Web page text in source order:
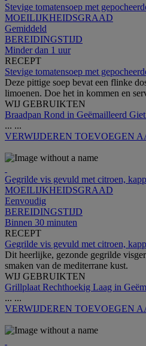
Stevige tomatensoep met
MOEILIJKHEIDSGRAAD
Gemiddeld
BEREIDINGSTIJD
Minder dan 1 uur
RECEPT
Stevige tomatensoep met
Deze pittige soep bevat een flinke
limoenen. Doe het in kommen en
WIJ GEBRUIKTEN
Braadpan Rond in Geëmailleerd
... ...
VERWIJDEREN TOEVOEGEN
Gegrilde vis gevuld met citroen,
MOEILIJKHEIDSGRAAD
Eenvoudig
BEREIDINGSTIJD
Binnen 30 minuten
RECEPT
Gegrilde vis gevuld met citroen,
Dit heerlijke, gezonde gegrilde
smaken van de mediterrane kust.
WIJ GEBRUIKTEN
Grillplaat Rechthoekig Laag in
... ...
VERWIJDEREN TOEVOEGEN